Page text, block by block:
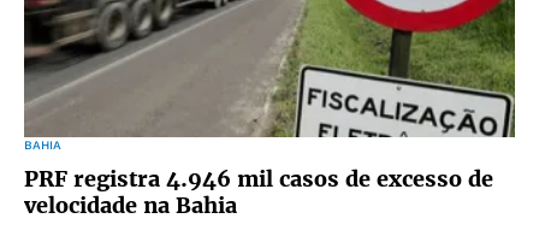
BAHIA
PRF registra 4.946 mil casos de excesso de
velocidade na Bahia